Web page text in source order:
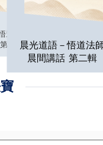
道法師
一輯晨光道語－悟道法
晨間講話 第二輯